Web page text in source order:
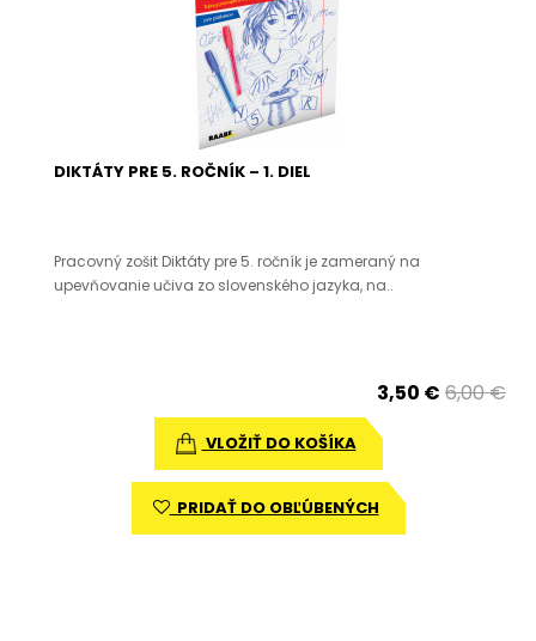
DIKTÁTY PRE 5. ROČNÍK – 1. DIEL
Pracovný zošit Diktáty pre 5. ročník je zameraný na
upevňovanie učiva zo slovenského jazyka, na..
3,50 € 6,00 €
VLOŽIŤ DO KOŠÍKA
PRIDAŤ DO OBĽÚBENÝCH